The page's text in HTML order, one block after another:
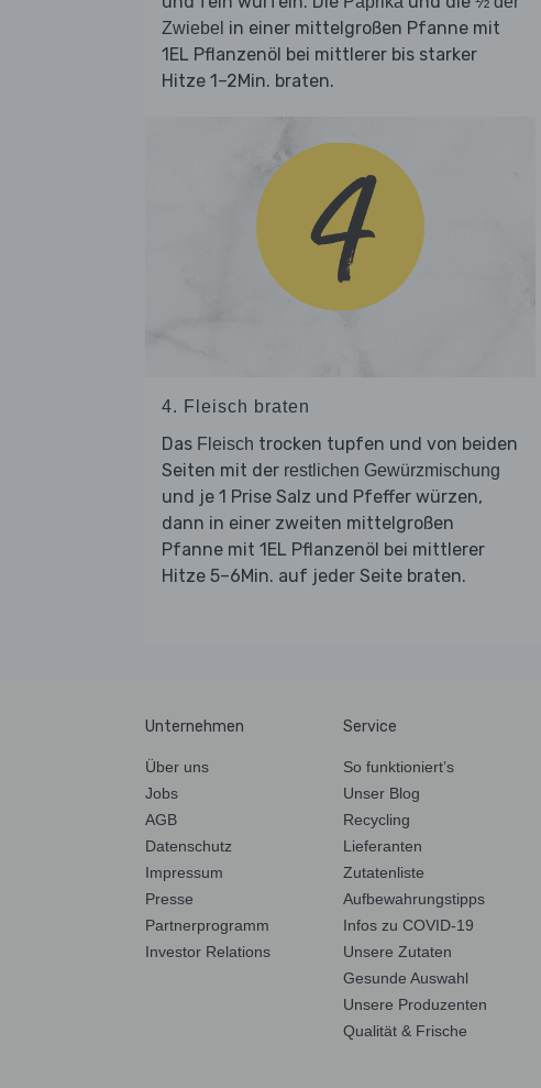
Zwiebel in einer mittelgroßen Pfanne mit
1EL Pflanzenöl bei mittlerer bis starker
Hitze 1–2Min. braten.
4. Fleisch braten
Das Fleisch trocken tupfen und von beiden
Seiten mit der restlichen Gewürzmischung
und je 1 Prise Salz und Pfeffer würzen,
dann in einer zweiten mittelgroßen
Pfanne mit 1EL Pflanzenöl bei mittlerer
Hitze 5–6Min. auf jeder Seite braten.
Unternehmen
Über uns
Jobs
AGB
Datenschutz
Impressum
Presse
Partnerprogramm
Investor Relations
Service
So funktioniert’s
Unser Blog
Recycling
Lieferanten
Zutatenliste
Aufbewahrungstipps
Infos zu COVID-19
Unsere Zutaten
Gesunde Auswahl
Unsere Produzenten
Qualität & Frische